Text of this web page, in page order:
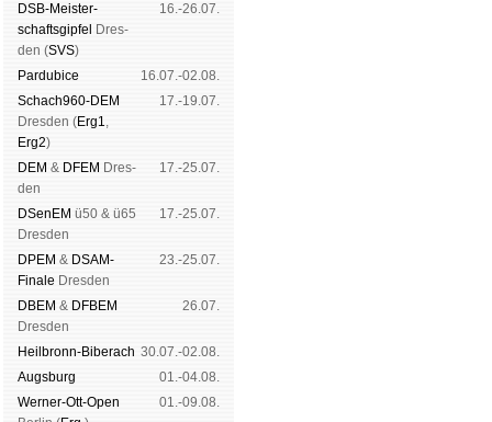
DSB-Meister­
schafts­gipfel
Dres­
den (SVS)
16.-26.07.
Pardu­bice
16.07.-02.08.
Schach960-DEM
Dres­den (Erg1,
Erg2)
17.-19.07.
DEM & DFEM Dres­
den
17.-25.07.
DSenEM ü50 & ü65
Dres­den
17.-25.07.
DPEM & DSAM-
Finale Dres­den
23.-25.07.
DBEM & DFBEM
Dres­den
26.07.
Heil­bronn-Bi­ber­ach 30.07.-02.08.
Augs­burg
01.-04.08.
Werner-Ott-Open
01.-09.08.